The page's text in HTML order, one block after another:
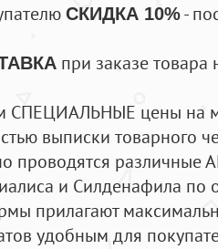
СКИДКА 10%-
при заказе
СПЕЦИАЛЬНЫЕ цены на
выписки товарного
проводятся
и Силденафила по
прилагают
удобным для